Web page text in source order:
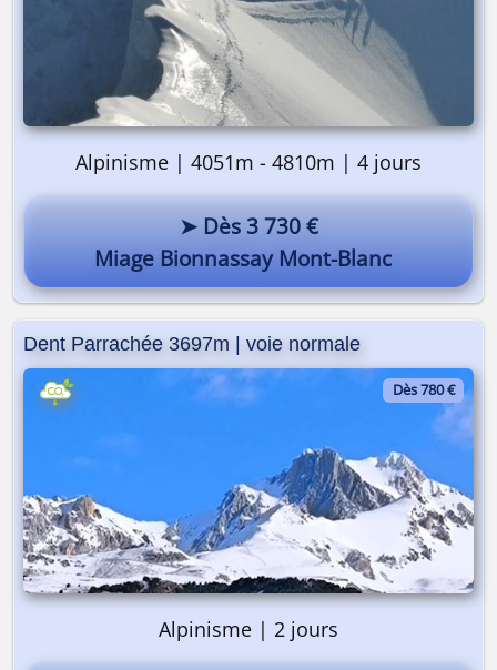
Alpinisme | 4051m - 4810m | 4 jours
➤ Dès 3 730 €
Miage Bionnassay Mont-Blanc
Dent Parrachée 3697m | voie normale
Dès 780 €
Alpinisme | 2 jours